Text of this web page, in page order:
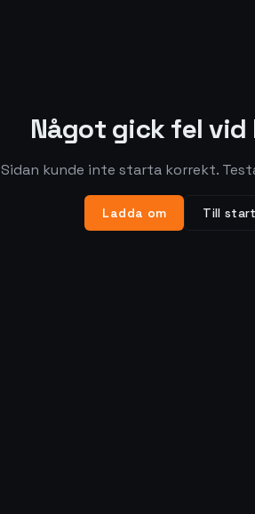
Något gick fel
Sidan kunde inte starta korrekt.
Ladda om Till